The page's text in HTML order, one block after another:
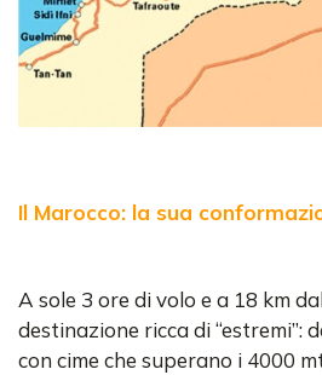
Il Marocco: la sua
A sole 3 ore di volo e a 18 km
destinazione ricca di “estremi”:
con cime che superano i 4000